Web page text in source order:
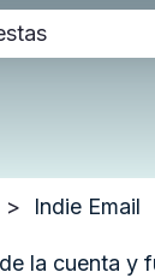
Indie Email
la cuenta y